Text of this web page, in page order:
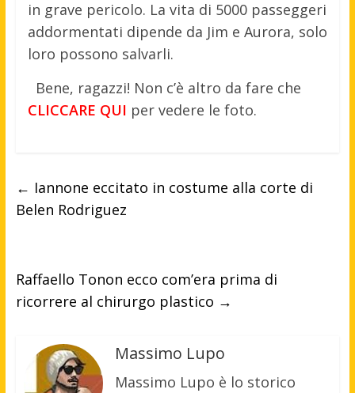
in grave pericolo. La vita di 5000 passeggeri
addormentati dipende da Jim e Aurora, solo
loro possono salvarli.
Bene, ragazzi! Non c’è altro da fare che
CLICCARE QUI per vedere le foto.
← Iannone eccitato in costume alla corte di
Belen Rodriguez
Raffaello Tonon ecco com’era prima di
ricorrere al chirurgo plastico →
Massimo Lupo
Massimo Lupo è lo storico